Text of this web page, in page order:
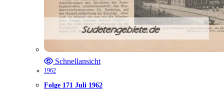
Schnellansicht
1962
Folge 171 Juli 1962